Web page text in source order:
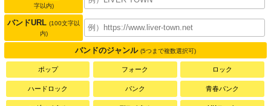
字以内)
バンドURL (100文字以
内)
バンドのジャンル (5つまで複数選択可)
ポップ フォーク ロック
ハードロック パンク 青春パンク